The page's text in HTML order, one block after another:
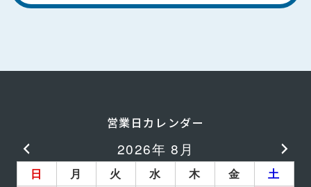
営業日カレンダー
2026年 8月
日 月 火 水 木 金
土